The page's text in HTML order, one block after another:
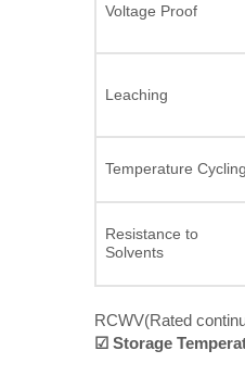
Voltage Proof
Leaching
Temperature Cycling
Resistance to
Solvents
RCWV(Rated
☑ Storage